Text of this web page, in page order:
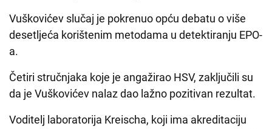
Vuškovićev slučaj je pokrenuo opću debatu o više
desetljeća korištenim metodama u detektiranju EPO-
a.
Četiri stručnjaka koje je angažirao HSV, zaključili su
da je Vuškovićev nalaz dao lažno pozitivan rezultat.
Voditelj laboratorija Kreischa, koji ima akreditaciju